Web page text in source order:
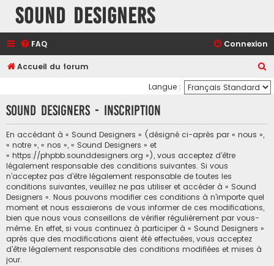
Sound Designers
FAQ Connexion
Accueil du forum
e
c
Langue :
Sound Designers - Inscription
En accédant à « Sound Designers » (désigné ci-après par « nous »,
« notre », « nos », « Sound Designers » et
« https://phpbb.sounddesigners.org »), vous acceptez d’être
légalement responsable des conditions suivantes. Si vous
n’acceptez pas d’être légalement responsable de toutes les
conditions suivantes, veuillez ne pas utiliser et accéder à « Sound
Designers ». Nous pouvons modifier ces conditions à n’importe quel
moment et nous essaierons de vous informer de ces modifications,
bien que nous vous conseillons de vérifier régulièrement par vous-
même. En effet, si vous continuez à participer à « Sound Designers »
après que des modifications aient été effectuées, vous acceptez
d’être légalement responsable des conditions modifiées et mises à
jour.